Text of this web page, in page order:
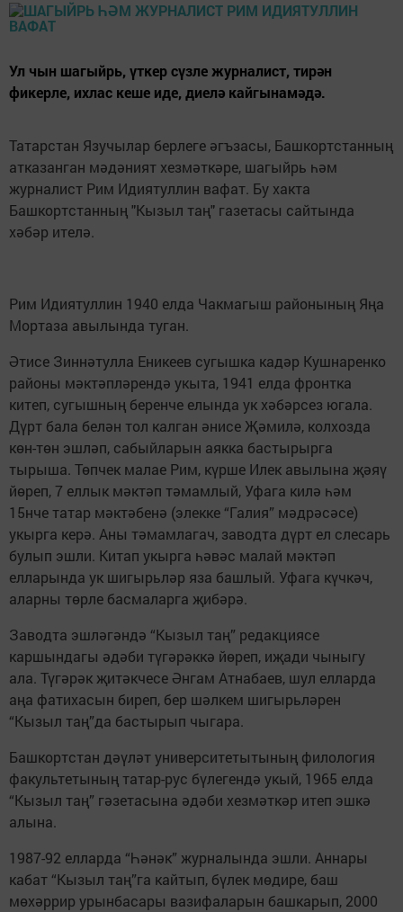
Ул чын шагыйрь, үткер сүзле журналист, тирән
фикерле, ихлас кеше иде, диелә кайгынамәдә.
Татарстан Язучылар берлеге әгъзасы, Башкортстанның
атказанган мәдәният хезмәткәре, шагыйрь һәм
журналист Рим Идиятуллин вафат. Бу хакта
Башкортстанның "Кызыл таң" газетасы сайтында
хәбәр ителә.
Рим Идиятуллин 1940 елда Чакмагыш районының Яңа
Мортаза авылында туган.
Әтисе Зиннәтулла Еникеев сугышка кадәр Кушнаренко
районы мәктәпләрендә укыта, 1941 елда фронтка
китеп, сугышның беренче елында ук хәбәрсез югала.
Дүрт бала белән тол калган әнисе Җәмилә, колхозда
көн-төн эшләп, сабыйларын аякка бастырырга
тырыша. Төпчек малае Рим, күрше Илек авылына җәяү
йөреп, 7 еллык мәктәп тәмамлый, Уфага килә һәм
15нче татар мәктәбенә (элекке “Галия” мәдрәсәсе)
укырга керә. Аны тәмамлагач, заводта дүрт ел слесарь
булып эшли. Китап укырга һәвәс малай мәктәп
елларында ук шигырьләр яза башлый. Уфага күчкәч,
аларны төрле басмаларга җибәрә.
Заводта эшләгәндә “Кызыл таң” редакциясе
каршындагы әдәби түгәрәккә йөреп, иҗади чыныгу
ала. Түгәрәк җитәкчесе Әнгам Атнабаев, шул елларда
аңа фатихасын биреп, бер шәлкем шигырьләрен
“Кызыл таң”да бастырып чыгара.
Башкортстан дәүләт университетытының филология
факультетының татар-рус бүлегендә укый, 1965 елда
“Кызыл таң” гәзетасына әдәби хезмәткәр итеп эшкә
алына.
1987-92 елларда “Һәнәк” журналында эшли. Аннары
кабат “Кызыл таң”га кайтып, бүлек мөдире, баш
мөхәррир урынбасары вазифаларын башкарып, 2000